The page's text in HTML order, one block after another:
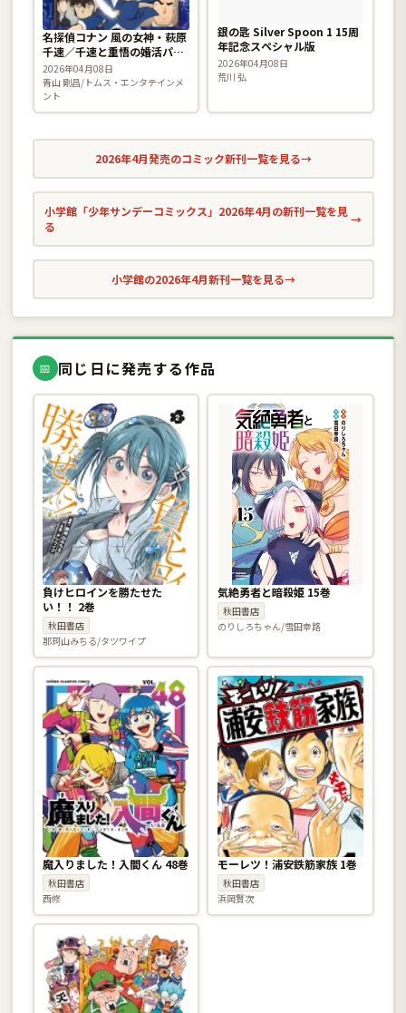
名探偵コナン 風の女神・萩原
千速／千速と重悟の婚活パー
ティー
2026年04月08日
青山 剛昌/トムス・エンタテインメ
ント
銀の匙 Silver Spoon 1 15周
年記念スペシャル版
2026年04月08日
荒川 弘
2026年4月発売のコミック新刊一覧を見る→
小学館「少年サンデーコミックス」2026年4月の新刊一覧を見
る
→
小学館の2026年4月新刊一覧を見る→
📅 同じ日に発売する作品
負けヒロインを勝たせた
い！！ 2巻
秋田書店
那珂山みちる/タツワイプ
気絶勇者と暗殺姫 15巻
秋田書店
のりしろちゃん/雪田幸路
魔入りました！入間くん 48巻
秋田書店
西修
モーレツ！浦安鉄筋家族 1巻
秋田書店
浜岡賢次